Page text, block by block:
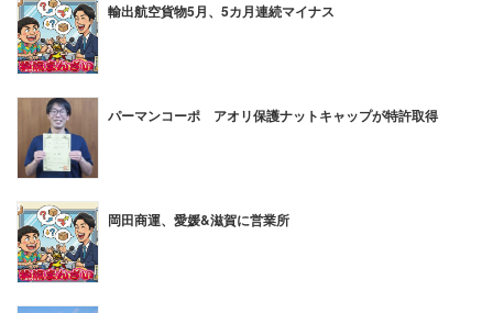
輸出航空貨物5月、5カ月連続マイナス
パーマンコーポ アオリ保護ナットキャップが特許取得
岡田商運、愛媛&滋賀に営業所